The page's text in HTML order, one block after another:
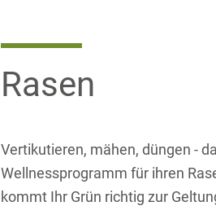
Rasen
Vertikutieren, mähen, düngen -
Wellnessprogramm für ihren
kommt Ihr Grün richtig zur